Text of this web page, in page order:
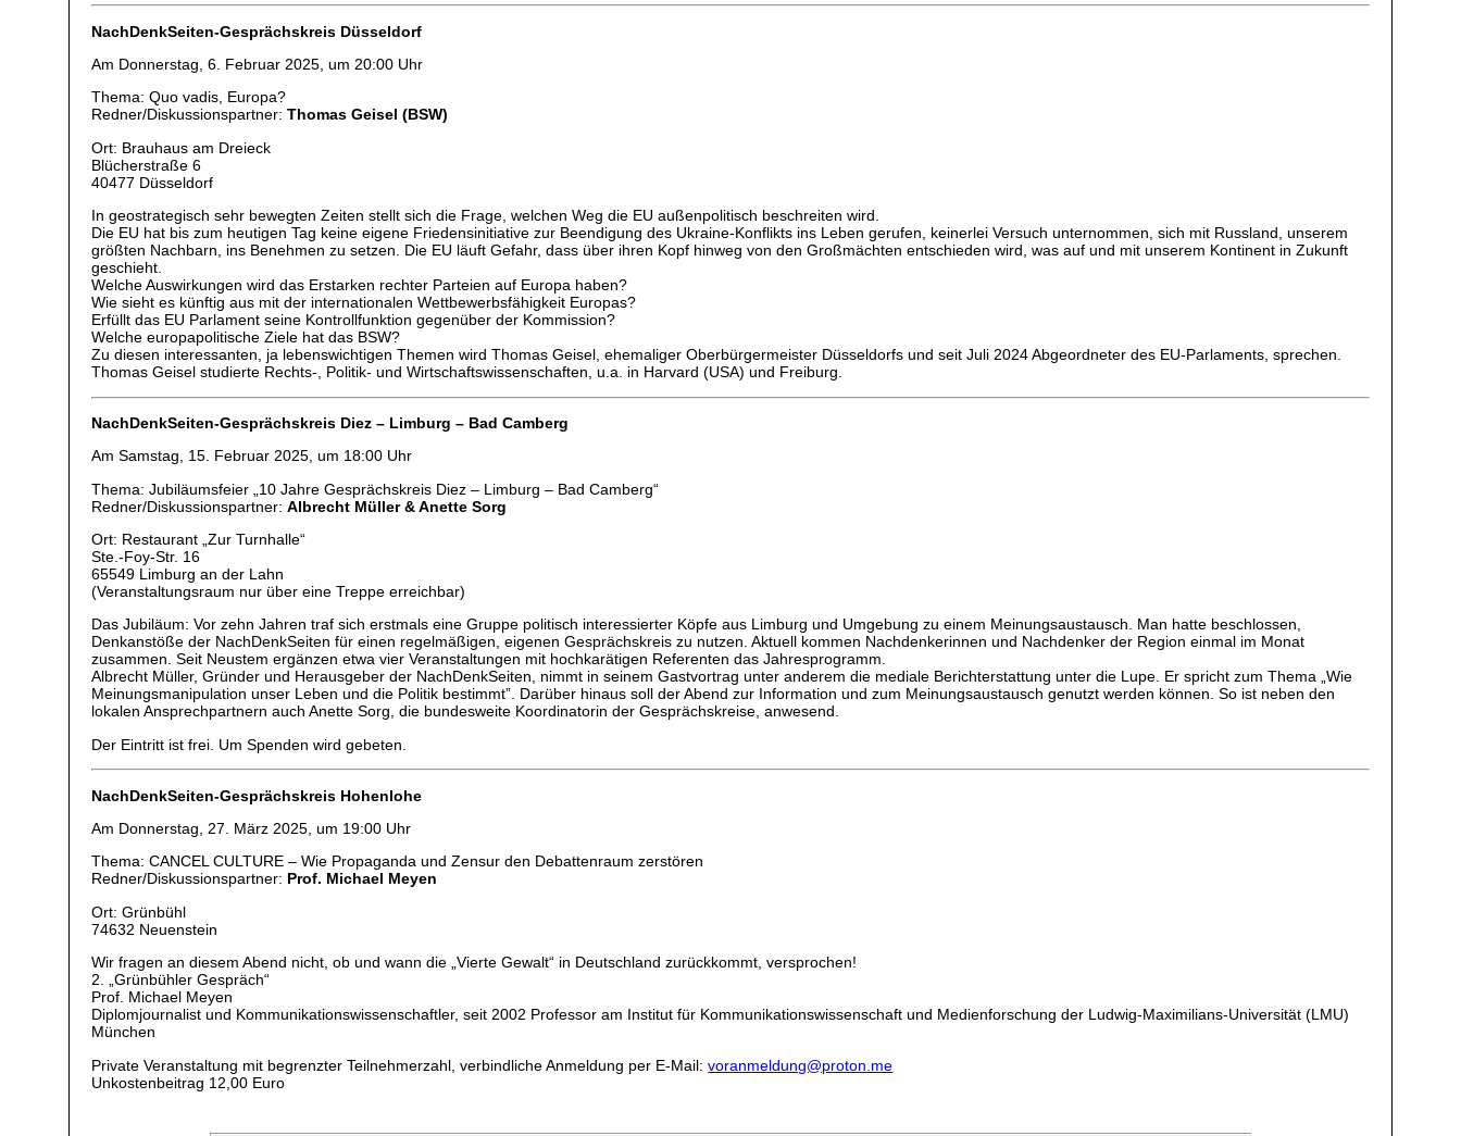
NachDenkSeiten-Gesprächskreis Düsseldorf
Am Donnerstag, 6. Februar 2025, um 20:00 Uhr
Thema: Quo vadis, Europa?
Redner/Diskussionspartner:Thomas Geisel (BSW)
Ort: Brauhaus am Dreieck
Blücherstraße 6
40477 Düsseldorf
In geostrategisch sehr bewegten Zeiten stellt sich die Frage, welchen Weg die EU außenpolitisch beschreiten wird.
Die EU hat bis zum heutigen Tag keine eigene Friedensinitiative zur Beendigung des Ukraine-Konflikts ins Leben gerufen, keinerlei Versuch unternommen, sich mit Russland, unserem
größten Nachbarn, ins Benehmen zu setzen. Die EU läuft Gefahr, dass über ihren Kopf hinweg von den Großmächten entschieden wird, was auf und mit unserem Kontinent in Zukunft
geschieht.
Welche Auswirkungen wird das Erstarken rechter Parteien auf Europa haben?
Wie sieht es künftig aus mit der internationalen Wettbewerbsfähigkeit Europas?
Erfüllt das EU Parlament seine Kontrollfunktion gegenüber der Kommission?
Welche europapolitische Ziele hat das BSW?
Zu diesen interessanten, ja lebenswichtigen Themen wird Thomas Geisel, ehemaliger Oberbürgermeister Düsseldorfs und seit Juli 2024 Abgeordneter des EU-Parlaments, sprechen.
Thomas Geisel studierte Rechts-, Politik- und Wirtschaftswissenschaften, u.a. in Harvard (USA) und Freiburg.
NachDenkSeiten-Gesprächskreis Diez – Limburg – Bad Camberg
Am Samstag, 15. Februar 2025, um 18:00 Uhr
Thema: Jubiläumsfeier „10 Jahre Gesprächskreis Diez – Limburg – Bad Camberg“
Redner/Diskussionspartner:Albrecht Müller & Anette Sorg
Ort: Restaurant „Zur Turnhalle“
Ste.-Foy-Str. 16
65549 Limburg an der Lahn
(Veranstaltungsraum nur über eine Treppe erreichbar)
Das Jubiläum: Vor zehn Jahren traf sich erstmals eine Gruppe politisch interessierter Köpfe aus Limburg und Umgebung zu einem Meinungsaustausch. Man hatte beschlossen,
Denkanstöße der NachDenkSeiten für einen regelmäßigen, eigenen Gesprächskreis zu nutzen. Aktuell kommen Nachdenkerinnen und Nachdenker der Region einmal im Monat
zusammen. Seit Neustem ergänzen etwa vier Veranstaltungen mit hochkarätigen Referenten das Jahresprogramm.
Albrecht Müller, Gründer und Herausgeber der NachDenkSeiten, nimmt in seinem Gastvortrag unter anderem die mediale Berichterstattung unter die Lupe. Er spricht zum Thema „Wie
Meinungsmanipulation unser Leben und die Politik bestimmt”. Darüber hinaus soll der Abend zur Information und zum Meinungsaustausch genutzt werden können. So ist neben den
lokalen Ansprechpartnern auch Anette Sorg, die bundesweite Koordinatorin der Gesprächskreise, anwesend.
Der Eintritt ist frei. Um Spenden wird gebeten.
NachDenkSeiten-Gesprächskreis Hohenlohe
Am Donnerstag, 27. März 2025, um 19:00 Uhr
Thema: CANCEL CULTURE – Wie Propaganda und Zensur den Debattenraum zerstören
Redner/Diskussionspartner: Prof. Michael Meyen
Ort: Grünbühl
74632 Neuenstein
Wir fragen an diesem Abend nicht, ob und wann die „Vierte Gewalt“ in Deutschland zurückkommt, versprochen!
2. „Grünbühler Gespräch“
Prof. Michael Meyen
Diplomjournalist und Kommunikationswissenschaftler, seit 2002 Professor am Institut für Kommunikationswissenschaft und Medienforschung der Ludwig-Maximilians-Universität (LMU)
München
Private Veranstaltung mit begrenzter Teilnehmerzahl, verbindliche Anmeldung per E-Mail:voranmeldung@proton.me
Unkostenbeitrag 12,00 Euro